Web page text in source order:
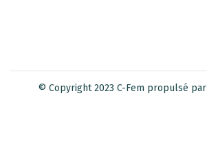
© Copyright 2023 C-Fem propulsé par